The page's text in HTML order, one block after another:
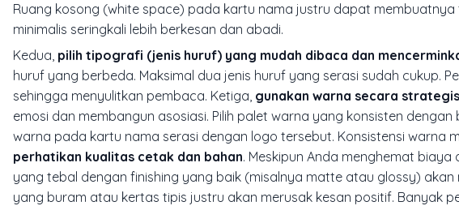
Ruang kosong (white space) pada kartu nama justru dapat membuatnya
minimalis seringkali lebih berkesan dan abadi.
Kedua, pilih tipografi (jenis huruf) yang mudah dibaca dan
huruf yang berbeda. Maksimal dua jenis huruf yang serasi sudah cukup.
sehingga menyulitkan pembaca. Ketiga, gunakan warna secara strategis
emosi dan membangun asosiasi. Pilih palet warna yang konsisten dengan
warna pada kartu nama serasi dengan logo tersebut. Konsistensi warna
perhatikan kualitas cetak dan bahan. Meskipun Anda menghemat
yang tebal dengan finishing yang baik (misalnya matte atau glossy) akan
yang buram atau kertas tipis justru akan merusak kesan positif. Banyak